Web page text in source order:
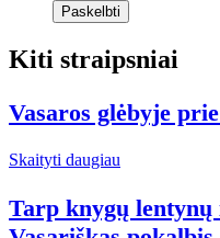
Kiti straipsniai
Vasaros glėbyje
Skaityti daugiau
Tarp knygų lentynų